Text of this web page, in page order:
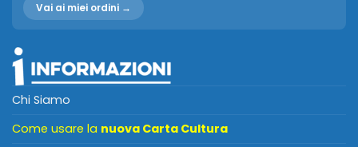
Vai ai miei ordini →
Chi Siamo
Come usare la nuova Carta Cultura